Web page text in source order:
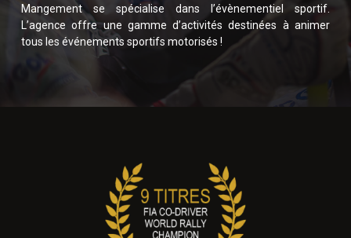
Mangement se spécialise dans l’évènementiel sportif.
L’agence offre une gamme d’activités destinées à animer
tous les événements sportifs motorisés !